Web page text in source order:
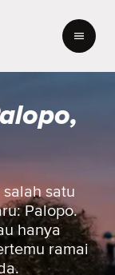
satu
Palopo.
hanya
ramai